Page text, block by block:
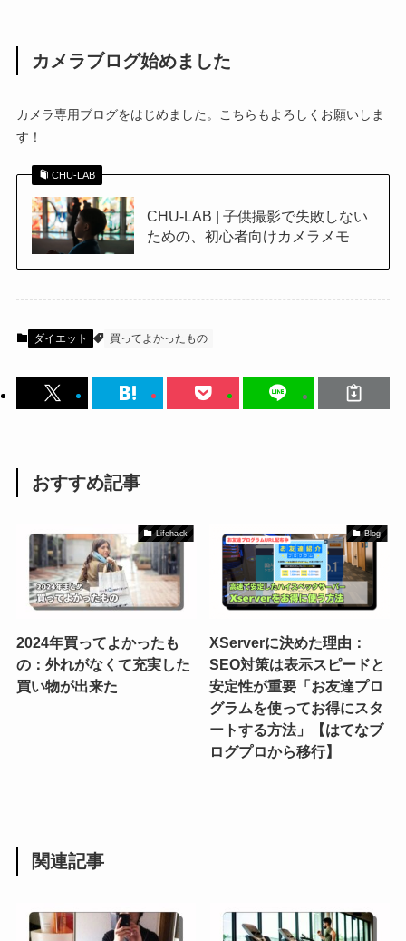
カメラブログ始めました
カメラ専用ブログをはじめました。こちらもよろしくお願いしま
す！
CHU-LAB
CHU-LAB | 子供撮影で失敗しない
ための、初心者向けカメラメモ
ダイエット 買ってよかったもの
おすすめ記事
Lifehack
2024年買ってよかったも
の：外れがなくて充実した
買い物が出来た
Blog
XServerに決めた理由：
SEO対策は表示スピードと
安定性が重要「お友達プロ
グラムを使ってお得にスタ
ートする方法」【はてなブ
ログプロから移行】
関連記事